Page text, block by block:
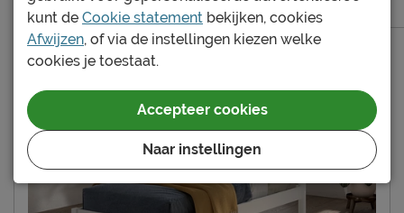
Levertijdindicatie: 2 tot 4 weken
269.-
kunt de Cookie statement bekijken, cookies
Afwijzen, of via de instellingen kiezen welke
cookies je toestaat.
Naar instellingen
Accepteer cookies